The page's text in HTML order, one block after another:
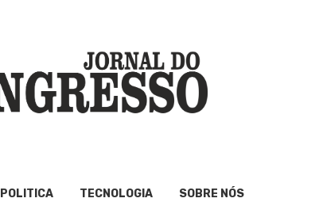
POLITICA TECNOLOGIA SOBRE NÓS